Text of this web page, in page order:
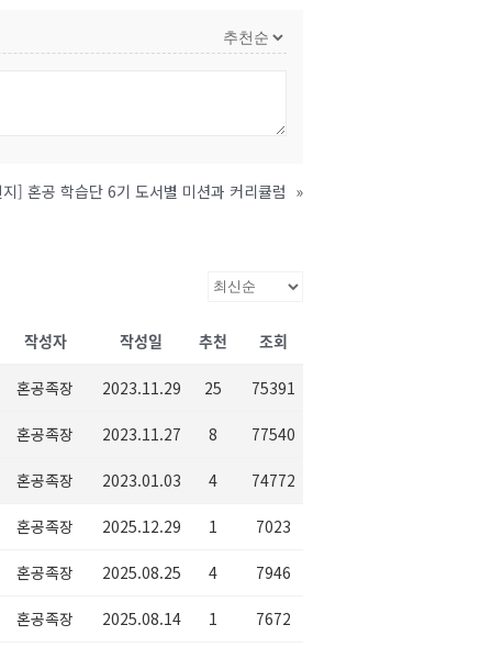
] 혼공 학습단 6기 도서별 미션과 커리큘럼 »
작성자 작성일 추천 조회
혼공족장 2023.11.29 25 75391
혼공족장 2023.11.27 8 77540
혼공족장 2023.01.03 4 74772
혼공족장 2025.12.29 1 7023
혼공족장 2025.08.25 4 7946
혼공족장 2025.08.14 1 7672